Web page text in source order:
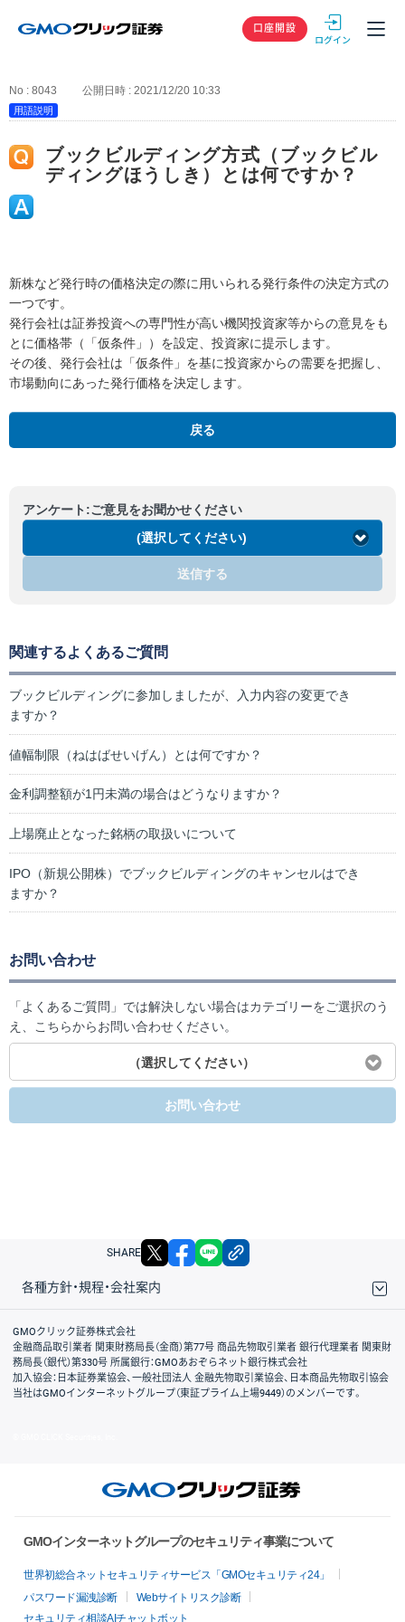
GMOクリック
口座開設
No : 8043 公開日時 : 2021/12/20 10:33
用語説明
ブックビルディング方式（ブックビル
ディングほうしき）とは何ですか？
新株など発行時の価格決定の際に用いられる発行条件の決定方式の
一つです。
発行会社は証券投資への専門性が高い機関投資家等からの意見をも
とに価格帯（「仮条件」）を設定、投資家に提示します。
その後、発行会社は「仮条件」を基に投資家からの需要を把握し、
市場動向にあった発行価格を決定します。
戻る
アンケート:ご意見をお聞かせください
(選択してください)
送信する
関連するよくあるご質問
ブックビルディングに参加しましたが、入力内容の変更でき
ますか？
値幅制限（ねはばせいげん）とは何ですか？
金利調整額が1円未満の場合はどうなりますか？
上場廃止となった銘柄の取扱いについて
IPO（新規公開株）でブックビルディングのキャンセルはでき
ますか？
お問い合わせ
「よくあるご質問」では解決しない場合はカテゴリーをご選択のう
え、こちらからお問い合わせください。
（選択してください）
お問い合わせ
SHARE X facebook
各種方針・規程・会社案内
取引規程・約款
サイトマップ
その他のご案内
個人情報保護方針
最良執行方針
サイトのご利用について
ディスクレイマー
信託保全
リスク説明
会社案内
GMOクリック証券株式会社
金融商品取引業者 関東財務局長（金商）第77号 商品先物取引業者 銀行代理業者 関東財
務局長（銀代）第330号 所属銀行：GMOあおぞらネット銀行株式会社
加入協会：日本証券業協会、一般社団法人 金融先物取引業協会、日本商品先物取引協会
当社はGMOインターネットグループ（東証プライム上場9449）のメンバーです。
GMOインターネットグループのセキュリティ事業について
世界初総合ネットセキュリティサービス「GMOセキュリティ24」
パスワード漏洩診断
Webサイトリスク診断
セキュリティ相談AIチャットボット